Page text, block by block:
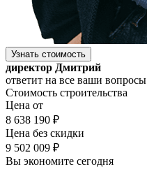
Узнать стоимость
директор Дмитрий
ответит на все ваши вопросы
Стоимость строительства
Цена от
8 638 190 ₽
Цена без скидки
9 502 009 ₽
Вы экономите сегодня